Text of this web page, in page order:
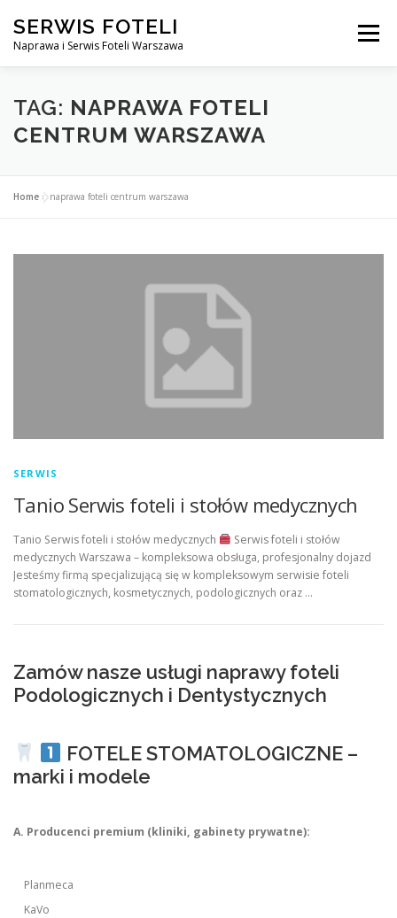
treści
SERWIS FOTELI
Naprawa i Serwis Foteli Warszawa
Menu
NAPRAWA FOTELI DENTYSTYCZNE I MEDYCZNE
TAG: NAPRAWA FOTELI
CENTRUM WARSZAWA
Home »naprawa foteli centrum warszawa
SERWIS
Tanio Serwis foteli i stołów medycznych
Tanio Serwis foteli i stołów medycznych
Serwis foteli i stołów
medycznych Warszawa – kompleksowa obsługa, profesjonalny dojazd
Jesteśmy firmą specjalizującą się w kompleksowym serwisie foteli
stomatologicznych, kosmetycznych, podologicznych oraz …
Zamów nasze usługi naprawy foteli
Podologicznych i Dentystycznych
FOTELE STOMATOLOGICZNE –
marki i modele
A. Producenci premium (kliniki, gabinety prywatne):
Planmeca
KaVo